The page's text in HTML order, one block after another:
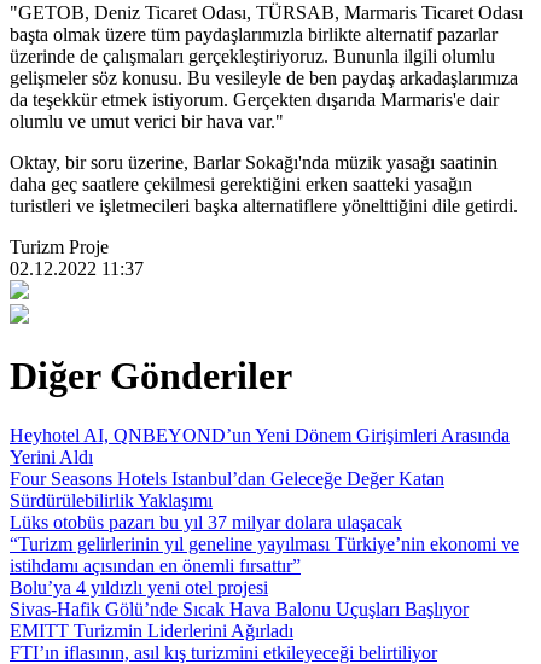
"GETOB, Deniz Ticaret Odası, TÜRSAB, Marmaris Ticaret Odası
başta olmak üzere tüm paydaşlarımızla birlikte alternatif pazarlar
üzerinde de çalışmaları gerçekleştiriyoruz. Bununla ilgili olumlu
gelişmeler söz konusu. Bu vesileyle de ben paydaş arkadaşlarımıza
da teşekkür etmek istiyorum. Gerçekten dışarıda Marmaris'e dair
olumlu ve umut verici bir hava var."
Oktay, bir soru üzerine, Barlar Sokağı'nda müzik yasağı saatinin
daha geç saatlere çekilmesi gerektiğini erken saatteki yasağın
turistleri ve işletmecileri başka alternatiflere yönelttiğini dile getirdi.
Turizm Proje
02.12.2022 11:37
Diğer Gönderiler
Heyhotel AI, QNBEYOND’un Yeni Dönem Girişimleri Arasında
Yerini Aldı
Four Seasons Hotels Istanbul’dan Geleceğe Değer Katan
Sürdürülebilirlik Yaklaşımı
Lüks otobüs pazarı bu yıl 37 milyar dolara ulaşacak
“Turizm gelirlerinin yıl geneline yayılması Türkiye’nin ekonomi ve
istihdamı açısından en önemli fırsattır”
Bolu’ya 4 yıldızlı yeni otel projesi
Sivas-Hafik Gölü’nde Sıcak Hava Balonu Uçuşları Başlıyor
EMITT Turizmin Liderlerini Ağırladı
FTI’ın iflasının, asıl kış turizmini etkileyeceği belirtiliyor